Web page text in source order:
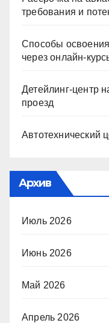
требования и
Способы
через онлайн-
Детейлинг-центр
проезд
Автотехнический
Архив
Июль 2026
Июнь 2026
Май 2026
Апрель 2026